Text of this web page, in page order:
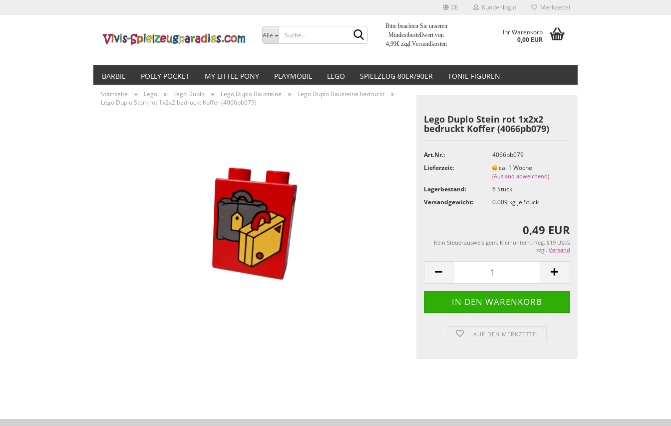
DE
Sprache auswählen
Lieferland
Kundenlogin
Passwort vergessen?
Merkzettel
Alle
Bitte beachten Sie unseren
Mindestbestellwert von
4,99€zzgl.Versandkosten
Ihr Warenkorb
0,00 EUR
BARBIE POLLY POCKET MY LITTLE PONY PLAYMOBIL LEGO SPIELZEUG 80ER/90ER TONIE FIGUREN
Startseite » Lego » Lego Duplo » Lego Duplo Bausteine » Lego Duplo Bausteine bedruckt
»
Lego Duplo Stein rot 1x2x2 bedruckt Koffer (4066pb079)
Lego Duplo Stein rot 1x2x2
bedruckt Koffer (4066pb079)
Art.Nr.:
4066pb079
Lieferzeit:
ca. 1 Woche
(Ausland abweichend)
Lagerbestand: 6Stück
Versandgewicht:
0.009kg je Stück
0,49 EUR
Kein Steuerausweis gem. Kleinuntern.-Reg. §19 UStG
zzgl. Versand
AUF DEN MERKZETTEL